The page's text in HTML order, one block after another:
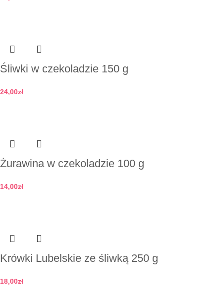
Śliwki w czekoladzie 150 g
24,00zł
Żurawina w czekoladzie 100 g
14,00zł
Krówki Lubelskie ze śliwką 250 g
18,00zł